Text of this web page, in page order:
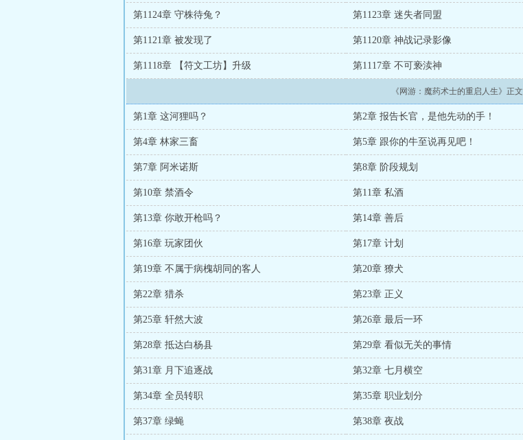
第1124章 守株待兔？ 第1123章 迷失者同盟
第1121章 被发现了 第1120章 神战记录影像
第1118章 【符文工坊】升级 第1117章 不可亵渎神
《网游：魔药术士的重启人生》正
第1章 这河狸吗？ 第2章 报告长官，是他先动的手！
第4章 林家三畜 第5章 跟你的牛至说再见吧！
第7章 阿米诺斯 第8章 阶段规划
第10章 禁酒令 第11章 私酒
第13章 你敢开枪吗？ 第14章 善后
第16章 玩家团伙 第17章 计划
第19章 不属于病槐胡同的客人 第20章 獠犬
第22章 猎杀 第23章 正义
第25章 轩然大波 第26章 最后一环
第28章 抵达白杨县 第29章 看似无关的事情
第31章 月下追逐战 第32章 七月横空
第34章 全员转职 第35章 职业划分
第37章 绿蝇 第38章 夜战